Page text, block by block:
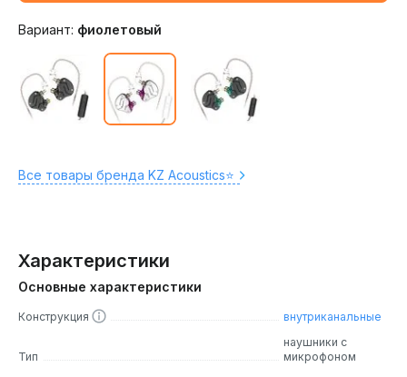
Вариант: фиолетовый
Все товары бренда KZ Acoustics⭐️
Характеристики
Основные характеристики
Конструкция внутриканальные
Тип
наушники с
микрофоном